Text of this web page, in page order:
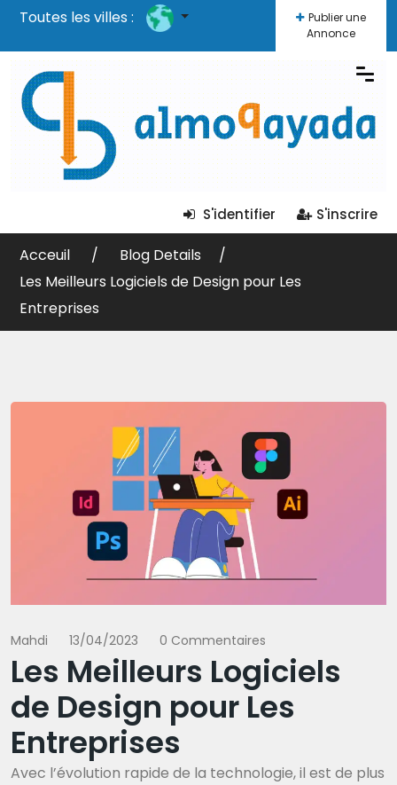
Toutes les villes :
Publier une
Annonce
S'identifier S'inscrire
Acceuil
Blog Details
Les Meilleurs Logiciels de Design pour Les
Entreprises
Mahdi 13/04/2023 0 Commentaires
Les Meilleurs Logiciels
de Design pour Les
Entreprises
Avec l’évolution rapide de la technologie, il est de plus